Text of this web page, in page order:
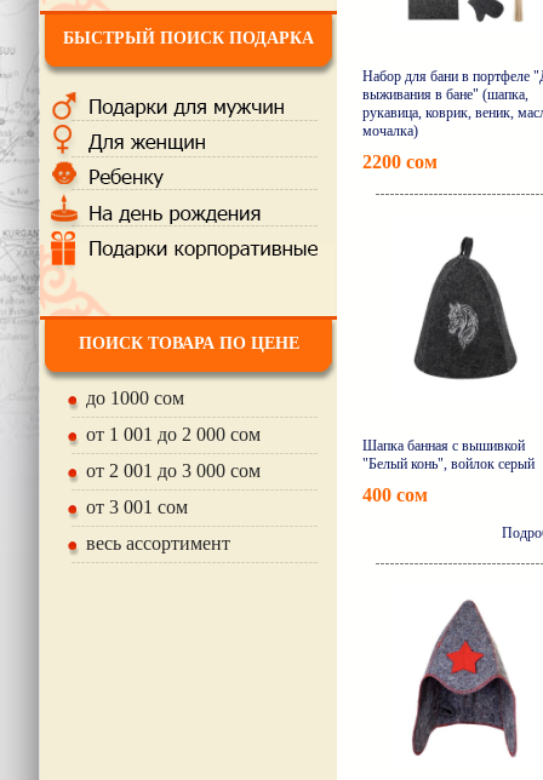
БЫСТРЫЙ ПОИСК ПОДАРКА
ПОИСК ТОВАРА ПО ЦЕНЕ
до 1000 сом
от 1 001 до 2 000 сом
от 2 001 до 3 000 сом
от 3 001 сом
весь ассортимент
Набор для бани в портфеле
выживания в бане" (шапка,
рукавица, коврик, веник,
мочалка)
2200 сом
Шапка банная с вышивкой
"Белый конь", войлок серый
400 сом